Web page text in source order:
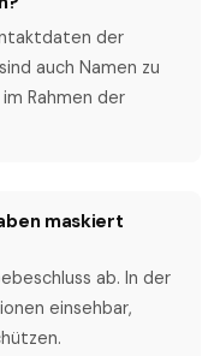
der
auch Namen zu
Rahmen der
maskiert
ab. In der
einsehbar,